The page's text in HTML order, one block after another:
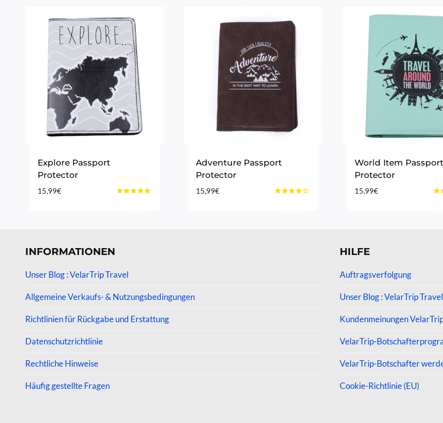
Explore Passport
Protector
15,99€
Adventure Passport
Protector
15,99€
World Item Passport
Protector
15,99€
INFORMATIONEN
Unser Blog : VelarTrip Travel
Allgemeine Verkaufs- & Nutzungsbedingungen
Richtlinien für Rückgabe und Erstattung
Datenschutzrichtlinie
Rechtliche Hinweise
Häufig gestellte Fragen
HILFE
Auftragsverfolgung
Unser Blog : VelarTrip Travel
Kundenmeinungen
VelarTrip-
VelarTrip-Botschafter
Cookie-Richtlinie (EU)